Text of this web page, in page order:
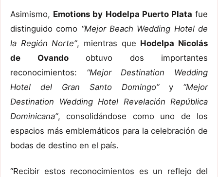
Asimismo, Emotions by Hodelpa Puerto Plata fue
distinguido como “Mejor Beach Wedding Hotel de
la Región Norte”, mientras que Hodelpa Nicolás
de Ovandoobtuvo dos importantes
reconocimientos: “Mejor Destination Wedding
Hotel del Gran Santo Domingo”y “Mejor
Destination Wedding Hotel Revelación República
Dominicana”, consolidándose como uno de los
espacios más emblemáticos para la celebración de
bodas de destino en el país.
“Recibir estos reconocimientos es un reflejo del